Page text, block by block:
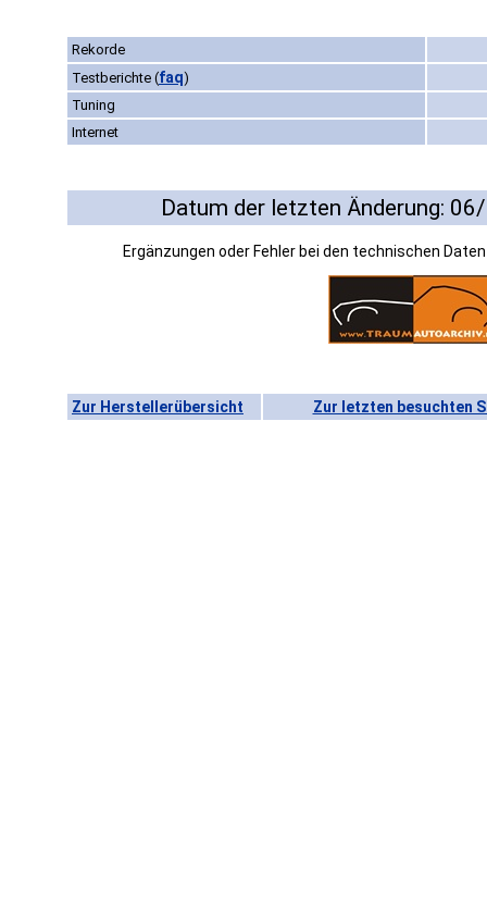
Rekorde
Testberichte (faq)
Tuning
Internet
Datum der letzten Änderung:
Ergänzungen oder Fehler bei den technischen
Zur Herstellerübersicht Zur letzten besuchten